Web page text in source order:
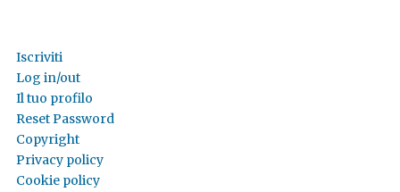
Iscriviti
Log in/out
Il tuo profilo
Reset Password
Copyright
Privacy policy
Cookie policy